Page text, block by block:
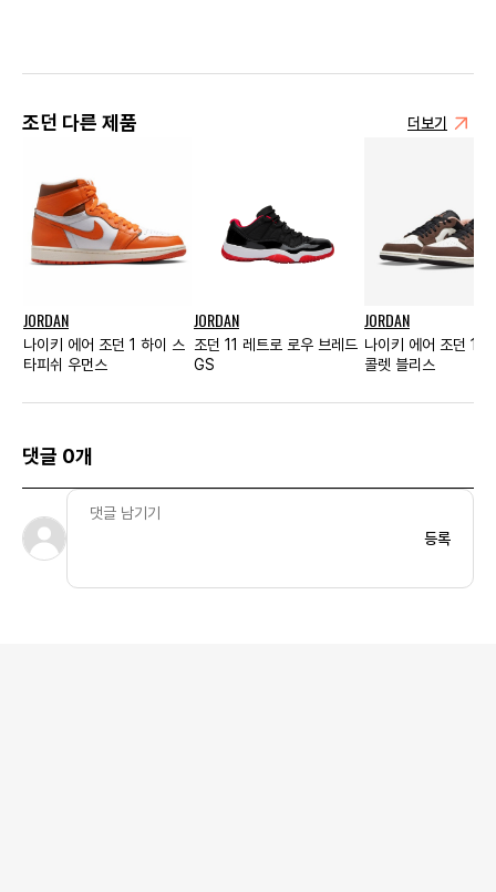
조던 다른 제품 더보기
JORDAN
나이키 에어 조던 1 하이 스
타피쉬 우먼스
JORDAN
조던 11 레트로 로우 브레드
GS
JORDAN
나이키 에어 조던 1
콜렛 블리스
댓글 0개
등록